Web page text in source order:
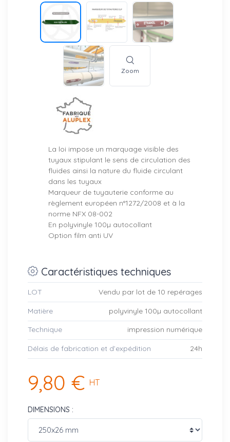
Zoom
La loi impose un marquage visible des
tuyaux stipulant le sens de circulation des
fluides ainsi la nature du fluide circulant
dans les tuyaux
Marqueur de tuyauterie conforme au
règlement européen n°1272/2008 et à la
norme NFX 08-002
En polyvinyle 100µ autocollant
Option film anti UV
Caractéristiques techniques
LOT Vendu par lot de 10 repérages
Matière polyvinyle 100µ autocollant
Technique impression numérique
Délais de fabrication et d’expédition 24h
9,80 € HT
DIMENSIONS :